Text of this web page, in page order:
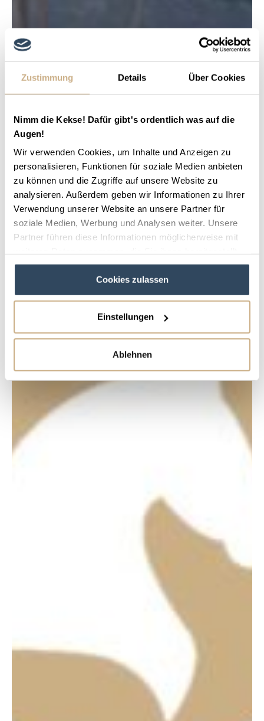
Zustimmung Details Über Cookies
Nimm die Kekse! Dafür gibt's ordentlich was auf die
Augen!
Wir verwenden Cookies, um Inhalte und Anzeigen zu
personalisieren, Funktionen für soziale Medien anbieten
zu können und die Zugriffe auf unsere Website zu
analysieren. Außerdem geben wir Informationen zu Ihrer
Verwendung unserer Website an unsere Partner für
soziale Medien, Werbung und Analysen weiter. Unsere
Partner führen diese Informationen möglicherweise mit
haben oder die sie im Rahmen Ihrer Nutzung der Dienste
Cookies zulassen
Einstellungen
Ablehnen